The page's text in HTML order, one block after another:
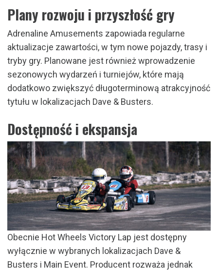
Plany rozwoju i przyszłość gry
Adrenaline Amusements zapowiada regularne
aktualizacje zawartości, w tym nowe pojazdy, trasy i
tryby gry. Planowane jest również wprowadzenie
sezonowych wydarzeń i turniejów, które mają
dodatkowo zwiększyć długoterminową atrakcyjność
tytułu w lokalizacjach Dave & Busters.
Dostępność i ekspansja
Obecnie Hot Wheels Victory Lap jest dostępny
wyłącznie w wybranych lokalizacjach Dave &
Busters i Main Event. Producent rozważa jednak